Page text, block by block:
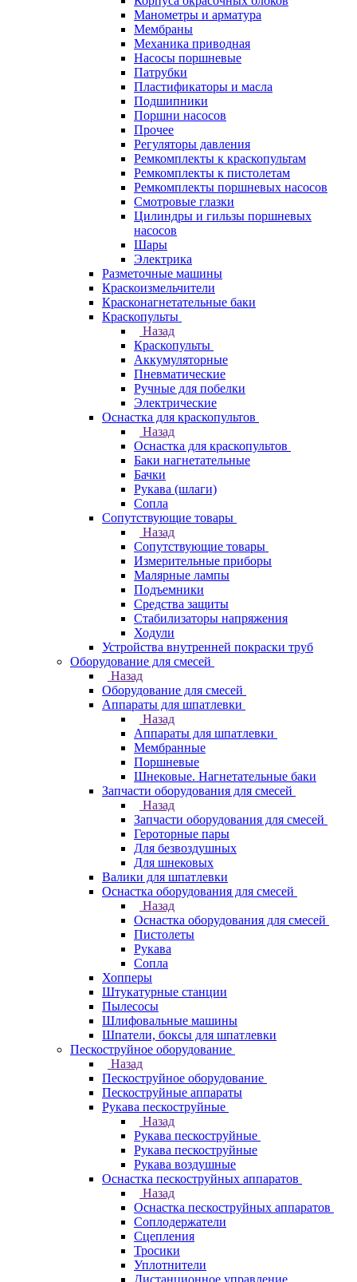
Манометры и арматура
Мембраны
Механика приводная
Насосы поршневые
Патрубки
Пластификаторы и масла
Подшипники
Поршни насосов
Прочее
Регуляторы давления
Ремкомплекты к краскопультам
Ремкомплекты к пистолетам
Ремкомплекты поршневых насосов
Смотровые глазки
Цилиндры и гильзы поршневых
насосов
Шары
Электрика
Разметочные машины
Краскоизмельчители
Красконагнетательные баки
Краскопульты
Назад
Краскопульты
Аккумуляторные
Пневматические
Ручные для побелки
Электрические
Оснастка для краскопультов
Назад
Оснастка для краскопультов
Баки нагнетательные
Бачки
Рукава (шлаги)
Сопла
Сопутствующие товары
Назад
Сопутствующие товары
Измерительные приборы
Малярные лампы
Подъемники
Средства защиты
Стабилизаторы напряжения
Ходули
Устройства внутренней покраски труб
Оборудование для смесей
Назад
Оборудование для смесей
Аппараты для шпатлевки
Назад
Аппараты для шпатлевки
Мембранные
Поршневые
Шнековые. Нагнетательные баки
Запчасти оборудования для смесей
Назад
Запчасти оборудования для смесей
Героторные пары
Для безвоздушных
Для шнековых
Валики для шпатлевки
Оснастка оборудования для смесей
Назад
Оснастка оборудования для смесей
Пистолеты
Рукава
Сопла
Хопперы
Штукатурные станции
Пылесосы
Шлифовальные машины
Шпатели, боксы для шпатлевки
Пескоструйное оборудование
Назад
Пескоструйное оборудование
Пескоструйные аппараты
Рукава пескоструйные
Назад
Рукава пескоструйные
Рукава пескоструйные
Рукава воздушные
Оснастка пескоструйных аппаратов
Назад
Оснастка пескоструйных аппаратов
Соплодержатели
Сцепления
Тросики
Уплотнители
Дистанционное управление